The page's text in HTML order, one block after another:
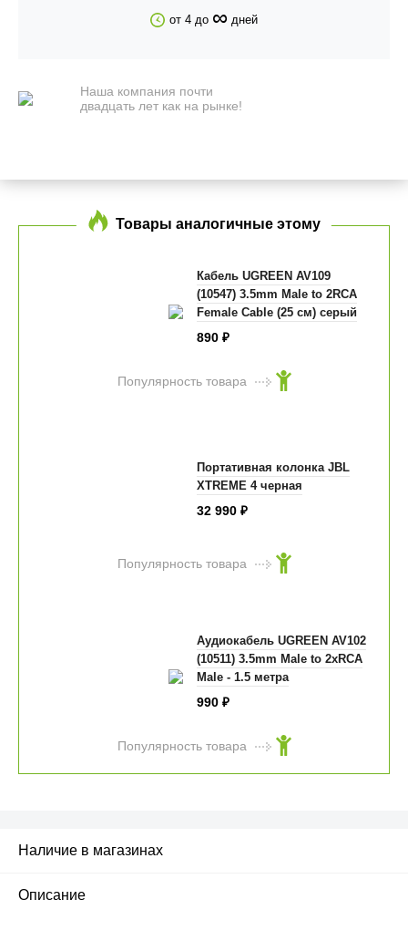
от 4 до ∞ дней
Наша компания почти
двадцать лет как на рынке!
Товары аналогичные этому
Кабель UGREEN AV109
(10547) 3.5mm Male to 2RCA
Female Cable (25 см) серый
890 ₽
Популярность товара
Портативная колонка JBL
XTREME 4 черная
32 990 ₽
Популярность товара
Аудиокабель UGREEN AV102
(10511) 3.5mm Male to 2xRCA
Male - 1.5 метра
990 ₽
Популярность товара
Наличие в магазинах
Описание